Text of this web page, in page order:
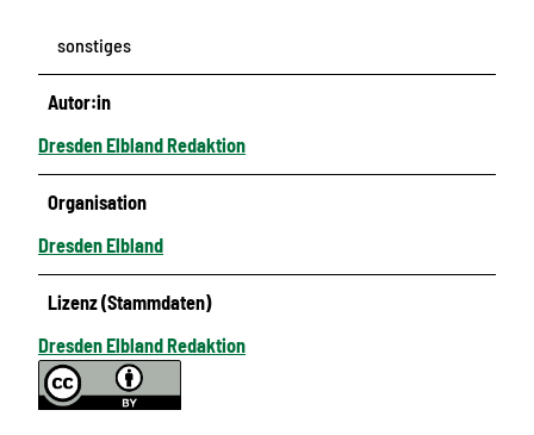
sonstiges
Autor:in
Dresden Elbland Redaktion
Organisation
Dresden Elbland
Lizenz (Stammdaten)
Dresden Elbland Redaktion